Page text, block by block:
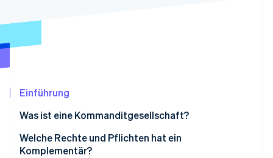
Climate
Online-Identitätsprüfung
Einführung
Was ist eine Kommanditgesellschaft?
Wie ist die Haftung bei einer
Kommanditgesellschaft geregelt?
Welche Rechte und Pflichten hat ein
Komplementär?